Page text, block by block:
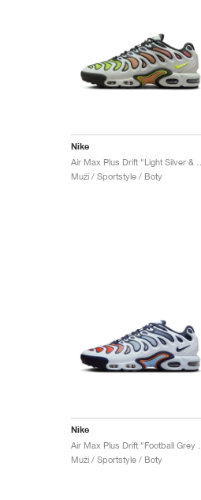
Nike
Muži / Sportstyle / Boty
Nike
Muži / Sportstyle / Boty